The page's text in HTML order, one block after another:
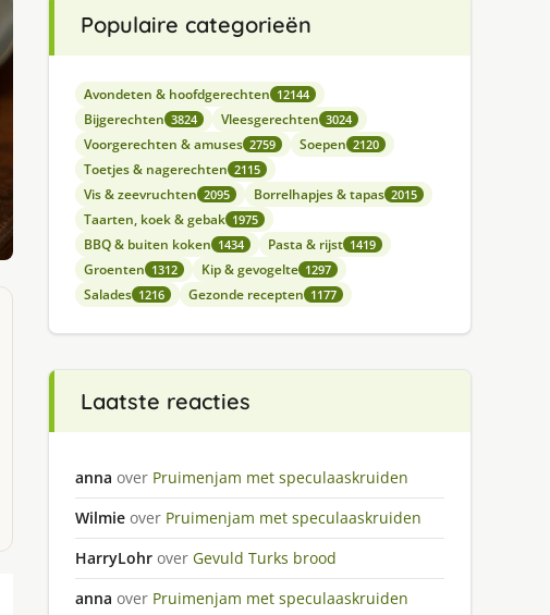
Populaire categorieën
Avondeten & hoofdgerechten 12144
Bijgerechten 3824 Vleesgerechten 3024
Voorgerechten & amuses 2759 Soepen 2120
Toetjes & nagerechten 2115
Vis & zeevruchten 2095 Borrelhapjes & tapas 2015
Taarten, koek & gebak 1975
BBQ & buiten koken 1434 Pasta & rijst 1419
Groenten 1312 Kip & gevogelte 1297
Salades 1216 Gezonde recepten 1177
Laatste reacties
anna over Pruimenjam met speculaaskruiden
Wilmie over Pruimenjam met speculaaskruiden
HarryLohr over Gevuld Turks brood
anna over Pruimenjam met speculaaskruiden